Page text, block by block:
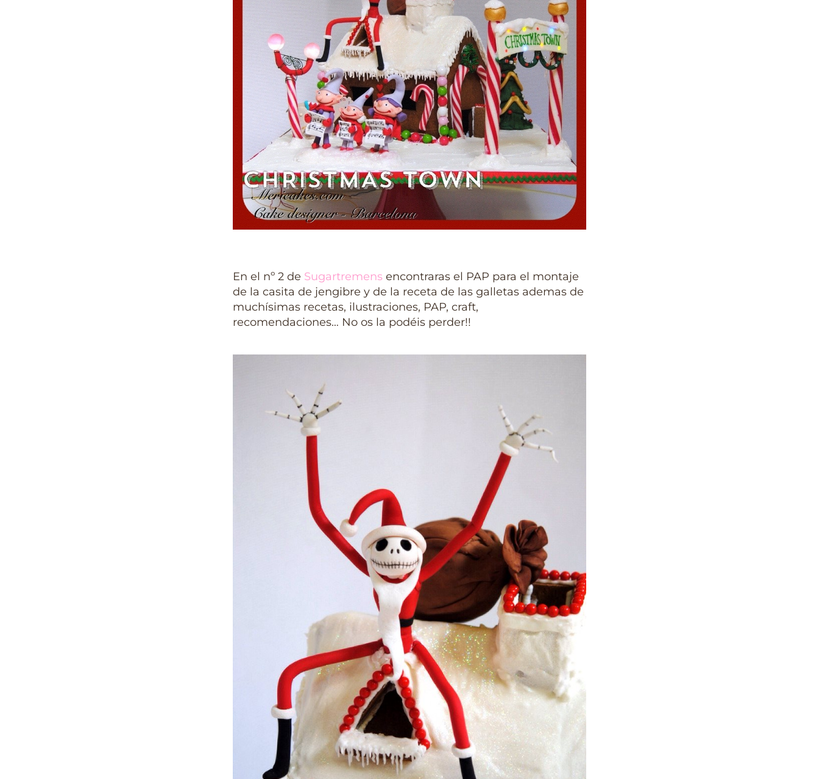
En el nº 2 de Sugartremens encontraras el PAP para el montaje
de la casita de jengibre y de la receta de las galletas ademas de
muchísimas recetas, ilustraciones, PAP, craft,
recomendaciones… No os la podéis perder!!